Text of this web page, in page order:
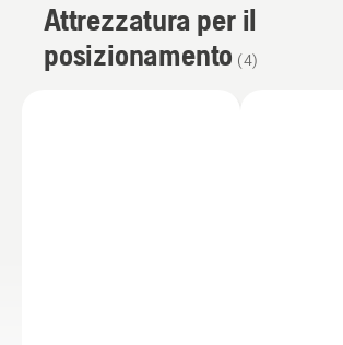
Attrezzatura per il
posizionamento (4)